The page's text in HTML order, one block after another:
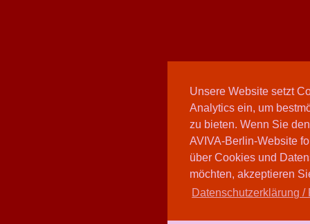
Unsere Website setzt
Analytics ein, um
zu bieten. Wenn Sie
AVIVA-Berlin-Website
über Cookies und
möchten, akzeptieren
Datenschutzerklärung /